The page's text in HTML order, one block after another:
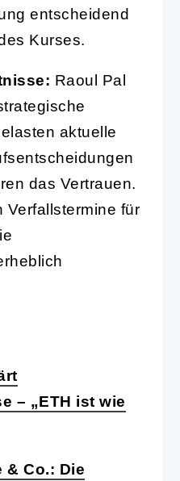
entscheidend
Kurses.
Raoul Pal
aktuelle
das Vertrauen.
Verfallstermine für
– „ETH ist wie
& Co.: Die